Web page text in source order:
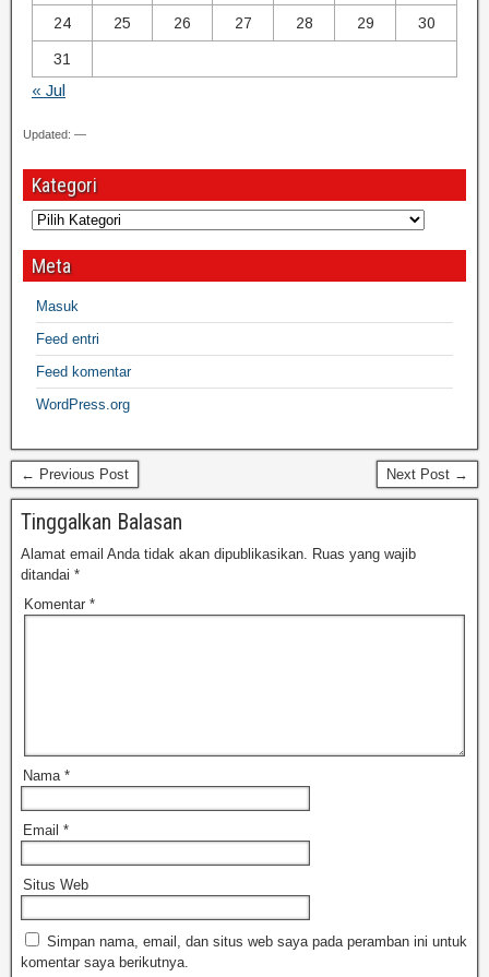
24 25 26 27 28 29 30
31
« Jul
Updated: —
Kategori
Meta
Masuk
Feed entri
Feed komentar
WordPress.org
← Previous Post Next Post →
Tinggalkan Balasan
Alamat email Anda tidak akan dipublikasikan. Ruas yang wajib
ditandai *
Komentar *
Nama *
Email *
Situs Web
Simpan nama, email, dan situs web saya pada peramban ini untuk
komentar saya berikutnya.